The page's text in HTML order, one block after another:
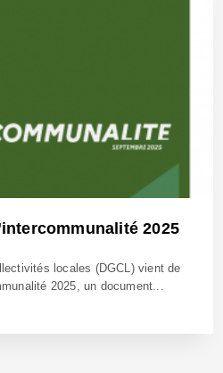
2025
locales (DGCL) vient de
2025, un document...